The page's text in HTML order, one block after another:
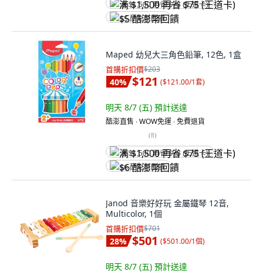
满 $1,500 再省 $75 (王道卡)
$5 酷澎幣回饋
Maped 幼兒大三角色鉛筆, 12色, 1盒
首購折扣價$203
40% $121 ($121.00/1套)
明天 8/7 (五) 預計送達
酷澎直售 ∙ WOW免運 ∙ 免費退貨
(8)
满 $1,500 再省 $75 (王道卡)
$6 酷澎幣回饋
Janod 音樂好好玩 金屬鐵琴 12音,
Multicolor, 1個
首購折扣價$701
28% $501 ($501.00/1個)
明天 8/7 (五) 預計送達